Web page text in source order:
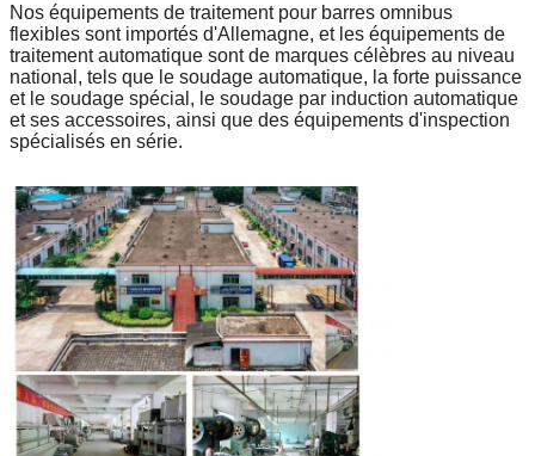
Nos équipements de traitement pour barres omnibus
flexibles sont importés d'Allemagne, et les équipements de
traitement automatique sont de marques célèbres au niveau
national, tels que le soudage automatique, la forte puissance
et le soudage spécial, le soudage par induction automatique
et ses accessoires, ainsi que des équipements d'inspection
spécialisés en série.